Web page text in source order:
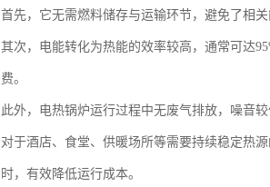
首先，它无需燃料储存与运输环节，避免了相关
其次，电能转化为热能的效率较高，通常可达
费。
此外，电热锅炉运行过程中无废气排放，噪音
对于酒店、食堂、供暖场所等需要持续稳定热
时，有效降低运行成本。